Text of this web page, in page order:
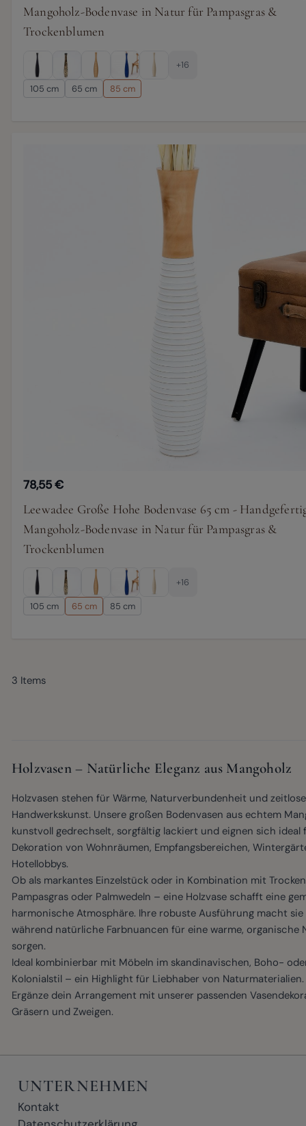
Mangoholz-Bodenvase in Natur für Pampasgras &
Trockenblumen
+16
105 cm 65 cm 85 cm
78,55 €
Leewadee Große Hohe Bodenvase 65 cm -
Mangoholz-Bodenvase in Natur für Pampasgras &
Trockenblumen
+16
105 cm 65 cm 85 cm
3 Items
Holzvasen – Natürliche Eleganz aus Mangoholz
Holzvasen stehen für Wärme, Naturverbundenheit und zeitlose
Handwerkskunst. Unsere großen Bodenvasen aus echtem
kunstvoll gedrechselt, sorgfältig lackiert und eignen sich ideal
Dekoration von Wohnräumen, Empfangsbereichen,
Hotellobbys.
Ob als markantes Einzelstück oder in Kombination mit
Pampasgras oder Palmwedeln – eine Holzvase schafft eine
harmonische Atmosphäre. Ihre robuste Ausführung macht sie
während natürliche Farbnuancen für eine warme, organische
sorgen.
Ideal kombinierbar mit Möbeln im skandinavischen, Boho-
Kolonialstil – ein Highlight für Liebhaber von Naturmaterialien.
Ergänze dein Arrangement mit unserer passenden
Gräsern und Zweigen.
UNTERNEHMEN
Kontakt